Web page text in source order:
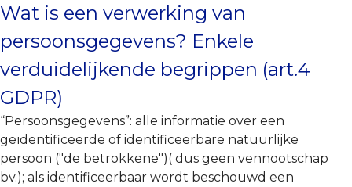
Wat is een verwerking van
persoonsgegevens? Enkele
verduidelijkende begrippen (art.4
GDPR)
“Persoonsgegevens”: alle informatie over een
geïdentificeerde of identificeerbare natuurlijke
persoon ("de betrokkene")( dus geen vennootschap
bv.); als identificeerbaar wordt beschouwd een